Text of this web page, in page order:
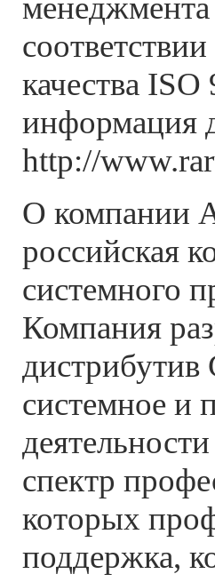
качества
информация
http://
О компании
российская
системного
Компания
системное и
спектр
которых
поддержка,